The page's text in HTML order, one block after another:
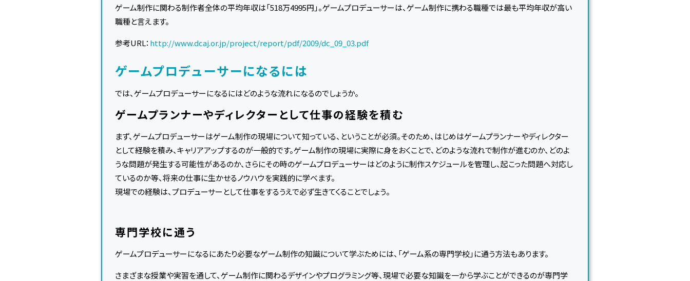
ゲーム制作に関わる制作者全体の平均年収は「518万4995円」。ゲームプロデューサーは、ゲーム制作に携わる職種では最も平均年収が高い
職種と言えます。
参考URL： http://www.dcaj.or.jp/project/report/pdf/2009/dc_09_03.pdf
ゲームプロデューサーになるには
では、ゲームプロデューサーになるにはどのような流れになるのでしょうか。
ゲームプランナーやディレクターとして仕事の経験を積む
まず、ゲームプロデューサーはゲーム制作の現場について知っている、ということが必須。そのため、はじめはゲームプランナーやディレクター
として経験を積み、キャリアアップするのが一般的です。ゲーム制作の現場に実際に身をおくことで、どのような流れで制作が進むのか、どのよ
うな問題が発生する可能性があるのか、さらにその時のゲームプロデューサーはどのように制作スケジュールを管理し、起こった問題へ対応し
ているのか等、将来の仕事に生かせるノウハウを実践的に学べます。
現場での経験は、プロデューサーとして仕事をするうえで必ず生きてくることでしょう。
専門学校に通う
ゲームプロデューサーになるにあたり必要なゲーム制作の知識について学ぶためには、「ゲーム系の専門学校」に通う方法もあります。
さまざまな授業や実習を通して、ゲーム制作に関わるデザインやプログラミング等、現場で必要な知識を一から学ぶことができるのが専門学